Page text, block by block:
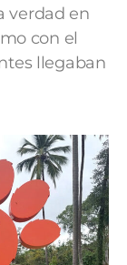
verdad en
con el
llegaban